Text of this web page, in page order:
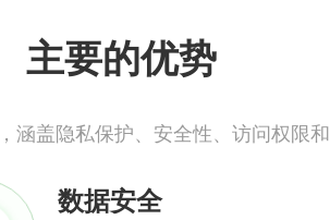
主要的优势
涵盖隐私保护、安全性、访问权限
数据安全